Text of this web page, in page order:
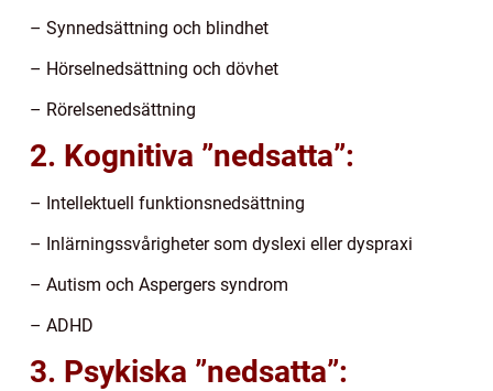
– Synnedsättning och blindhet
– Hörselnedsättning och dövhet
– Rörelsenedsättning
2. Kognitiva ”nedsatta”:
– Intellektuell funktionsnedsättning
– Inlärningssvårigheter som dyslexi eller dyspraxi
– Autism och Aspergers syndrom
– ADHD
3. Psykiska ”nedsatta”: